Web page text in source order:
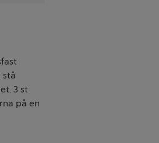
stå
3 st
på en